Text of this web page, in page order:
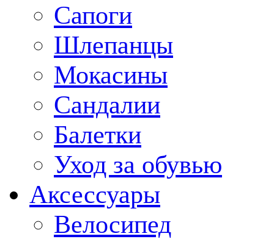
Сапоги
Шлепанцы
Мокасины
Сандалии
Балетки
Уход за обувью
Аксессуары
Велосипед